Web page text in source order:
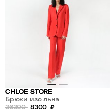
CHLOE STORE
Брюки изо льна
36300 8300 ₽